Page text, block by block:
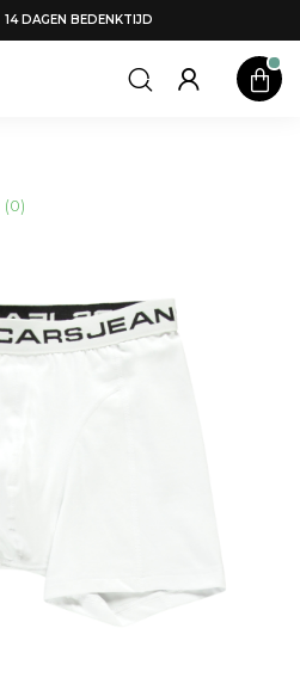
14 DAGEN BEDENKTIJD
(0)